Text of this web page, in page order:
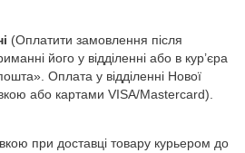
(Оплатити замовлення після
його у відділенні або в кур’єра
Оплата у відділенні Нової
або картами VISA/Mastercard).
при доставці товару курьером до